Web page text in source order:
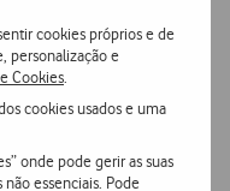
cookies próprios e de
personalização e
Cookies
cookies usados e uma
onde pode gerir as suas
essenciais. Pode
Awards™ resulta
com recurso a 4 milhões
Speedtest®, ou das
o segundo semestre de
o desempenho da rede